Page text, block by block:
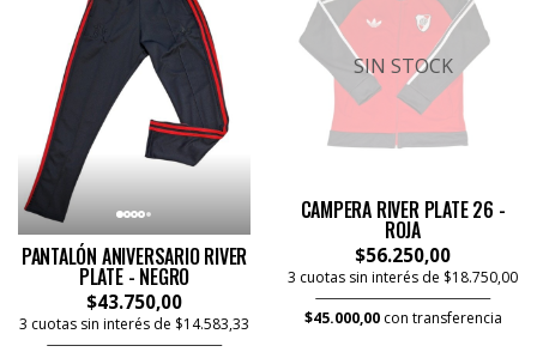
PANTALÓN ANIVERSARIO RIVER
PLATE - NEGRO
$43.750,00
3 cuotas sin interés de $14.583,33
SIN STOCK
CAMPERA RIVER PLATE 26 -
ROJA
$56.250,00
3 cuotas sin interés de $18.750,00
$45.000,00con transferencia